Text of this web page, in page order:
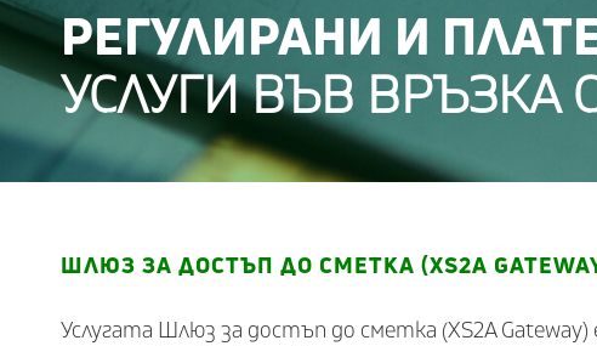
РЕГУЛИРАНИ И
УСЛУГИ ВЪВ ВРЪЗКА
ШЛЮЗ ЗА ДОСТЪП ДО СМЕТКА (XS2A
Услугата Шлюз за достъп до сметка (XS2A Gateway)